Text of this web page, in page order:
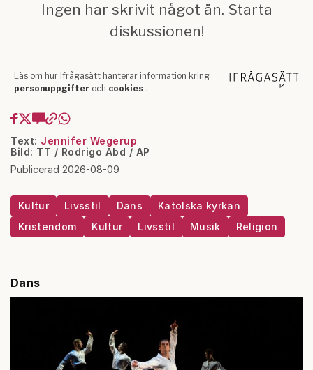
Text: Jennifer Wegerup
Bild: TT / Rodrigo Abd / AP
Publicerad 2026-08-09
Kultur Livsstil Dans
Katolska kyrkan
Kristendom
Kultur Livsstil Musik Religion
Dans